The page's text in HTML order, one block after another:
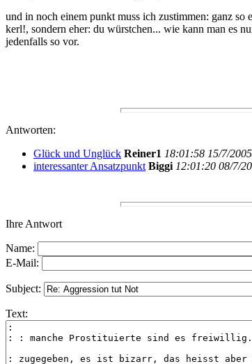
und in noch einem punkt muss ich zustimmen: ganz
kerl!, sondern eher: du würstchen... wie kann man es
jedenfalls so vor.
Antworten:
Glück und Unglück Reiner1 18:01:58 15/7/2005
interessanter Ansatzpunkt Biggi 12:01:20 08/7/
Ihre Antwort
Name:
E-Mail:
Subject:
Text: